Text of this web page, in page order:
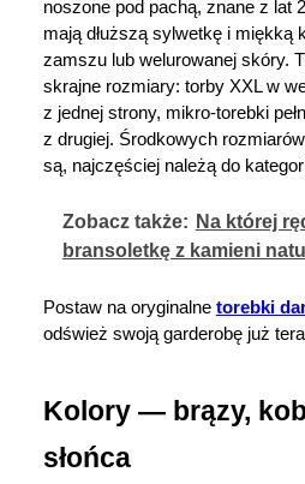
noszone pod pachą, znane z lat
mają dłuższą sylwetkę i miękką
zamszu lub welurowanej skóry.
skrajne rozmiary: torby XXL w
z jednej strony, mikro-torebki
z drugiej. Środkowych
są, najczęściej należą do
Zobacz także: Na której
bransoletkę z kamieni
Postaw na oryginalne torebki
odśwież swoją garderobę już
Kolory — brązy,
słońca